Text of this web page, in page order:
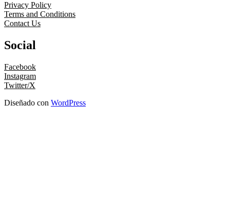
Privacy Policy
Terms and Conditions
Contact Us
Social
Facebook
Instagram
Twitter/X
Diseñado con WordPress